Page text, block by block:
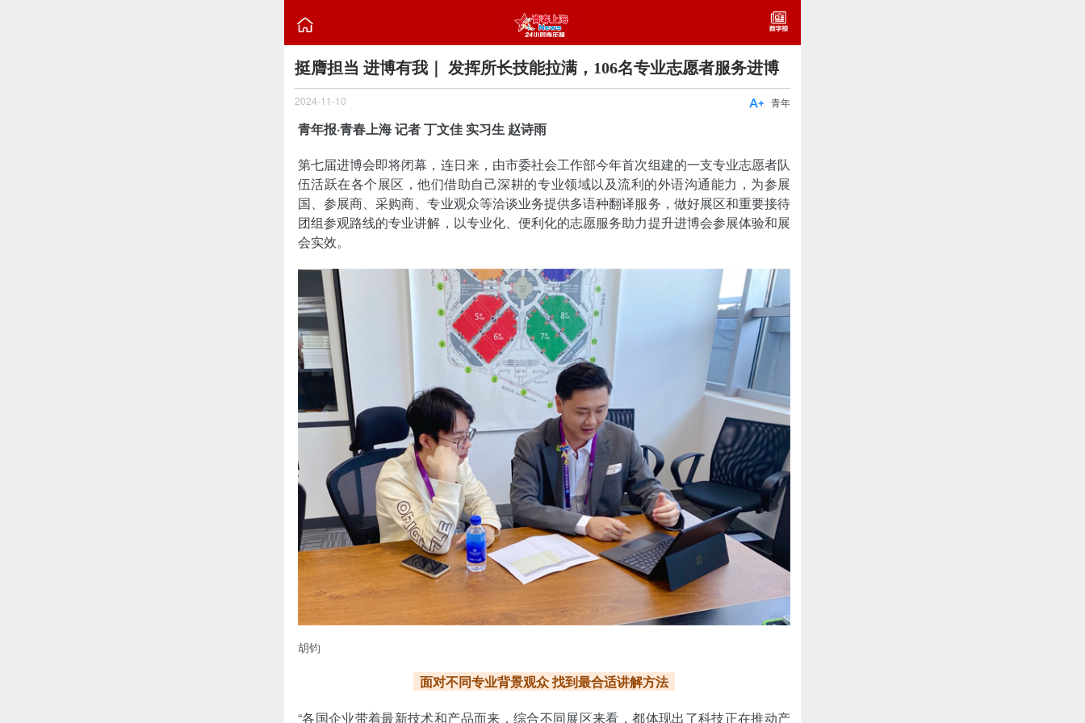

挺膺担当 进博有我｜ 发挥所长技能拉满，106名专业志愿者服务进博
2024-11-10 青年

青年报·青春上海 记者 丁文佳 实习生 赵诗雨
第七届进博会即将闭幕，连日来，由市委社会工作部今年首次组建的一支专业志愿者队
伍活跃在各个展区，他们借助自己深耕的专业领域以及流利的外语沟通能力，为参展
国、参展商、采购商、专业观众等洽谈业务提供多语种翻译服务，做好展区和重要接待
团组参观路线的专业讲解，以专业化、便利化的志愿服务助力提升进博会参展体验和展
会实效。
胡钧
面对不同专业背景观众 找到最合适讲解方法
“各国企业带着最新技术和产品而来，综合不同展区来看，都体现出了科技正在推动产